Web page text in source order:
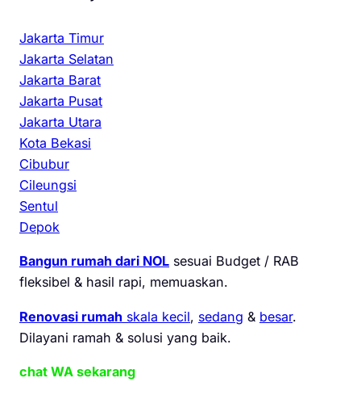
Jakarta Timur
Jakarta Selatan
Jakarta Barat
Jakarta Pusat
Jakarta Utara
Kota Bekasi
Cibubur
Cileungsi
Sentul
Depok
Bangun rumah dari NOL sesuai Budget / RAB
fleksibel & hasil rapi, memuaskan.
Renovasi rumah skala kecil, sedang & besar.
Dilayani ramah & solusi yang baik.
chat WA sekarang